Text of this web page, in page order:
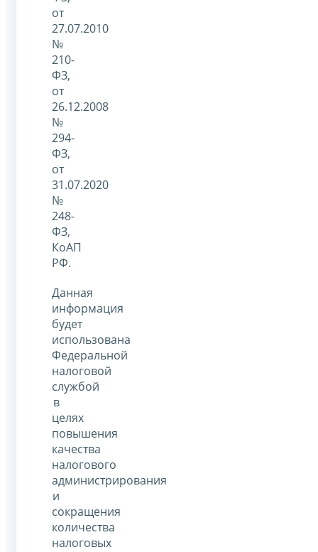
от
27.07.2010
№
210-
ФЗ,
от
26.12.2008
№
294-
ФЗ,
от
31.07.2020
№
248-
ФЗ,
КоАП
РФ.
Данная
информация
будет
использована
Федеральной
налоговой
службой
в
целях
повышения
качества
налогового
администрирования
и
сокращения
количества
налоговых